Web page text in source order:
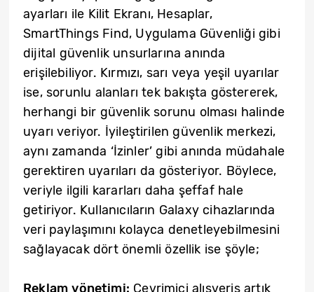
ayarları ile Kilit Ekranı, Hesaplar,
SmartThings Find, Uygulama Güvenliği gibi
dijital güvenlik unsurlarına anında
erişilebiliyor. Kırmızı, sarı veya yeşil uyarılar
ise, sorunlu alanları tek bakışta göstererek,
herhangi bir güvenlik sorunu olması halinde
uyarı veriyor. İyileştirilen güvenlik merkezi,
aynı zamanda ‘İzinler’ gibi anında müdahale
gerektiren uyarıları da gösteriyor. Böylece,
veriyle ilgili kararları daha şeffaf hale
getiriyor. Kullanıcıların Galaxy cihazlarında
veri paylaşımını kolayca denetleyebilmesini
sağlayacak dört önemli özellik ise şöyle;
Reklam yönetimi: Çevrimiçi alışveriş artık